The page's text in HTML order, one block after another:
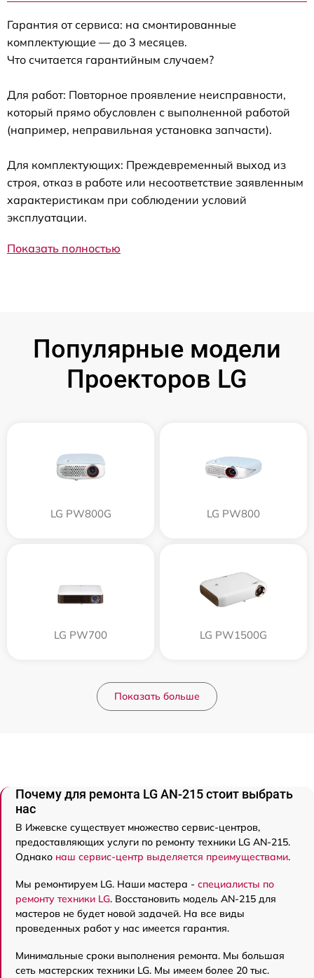
Гарантия от сервиса: на смонтированные
комплектующие — до 3 месяцев.
Что считается гарантийным случаем?
Для работ: Повторное проявление неисправности,
который прямо обусловлен с выполненной работой
(например, неправильная установка запчасти).
Для комплектующих: Преждевременный выход из
строя, отказ в работе или несоответствие заявленным
характеристикам при соблюдении условий
эксплуатации.
Показать полностью
Популярные модели
Проекторов LG
LG PW800G LG PW800
LG PW700 LG PW1500G
Показать больше
Почему для ремонта LG AN-215 стоит выбрать
нас
В Ижевске существует множество сервис-центров,
предоставляющих услуги по ремонту техники LG AN-215.
Однако наш сервис-центр выделяется преимуществами.
Мы ремонтируем LG. Наши мастера - специалисты по
ремонту техники LG. Восстановить модель AN-215 для
мастеров не будет новой задачей. На все виды
проведенных работ у нас имеется гарантия.
Минимальные сроки выполнения ремонта. Мы большая
сеть мастерских техники LG. Мы имеем более 20 тыс.